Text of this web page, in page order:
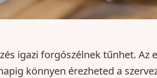
igazi forgószélnek tűnhet. Az
könnyen érezheted a